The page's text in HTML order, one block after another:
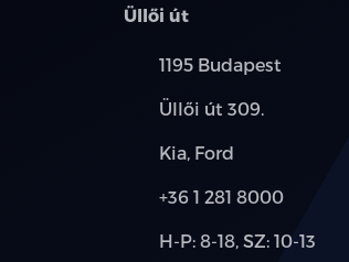
Üllői út
Település:
1195 Budapest
Cím:
Üllői út 309.
Márkák:
Kia, Ford
Telefon:
+36 1 281 8000
Új-
H-P: 8-18, SZ: 10-13